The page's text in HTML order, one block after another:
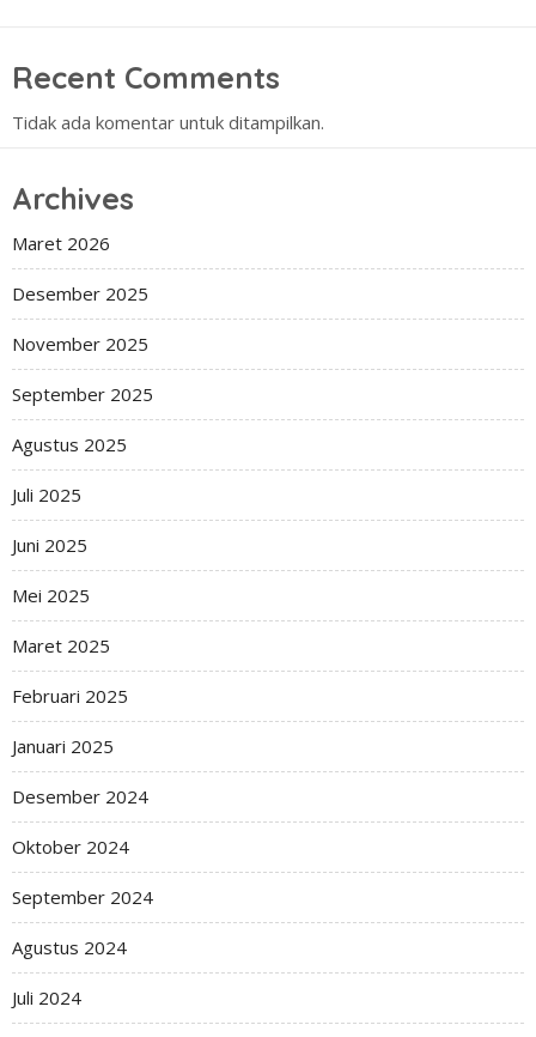
Recent Comments
Tidak ada komentar untuk ditampilkan.
Archives
Maret 2026
Desember 2025
November 2025
September 2025
Agustus 2025
Juli 2025
Juni 2025
Mei 2025
Maret 2025
Februari 2025
Januari 2025
Desember 2024
Oktober 2024
September 2024
Agustus 2024
Juli 2024